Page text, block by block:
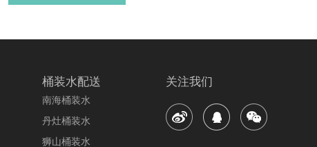
桶装水配送
南海桶装水
丹灶桶装水
狮山桶装水
关注我们